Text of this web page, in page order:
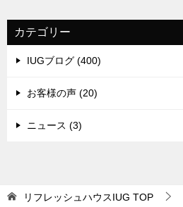
カテゴリー
IUGブログ (400)
お客様の声 (20)
ニュース (3)
リフレッシュハウスIUG TOP